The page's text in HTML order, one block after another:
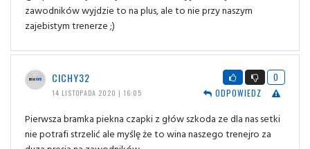
zawodników wyjdzie to na plus, ale to nie przy naszym
zajebistym trenerze ;)
CICHY32
14 LISTOPADA 2020 | 16:05
0
ODPOWIEDZ
Pierwsza bramka piekna czapki z głów szkoda ze dla nas setki
nie potrafi strzelić ale myślę że to wina naszego trenejro za